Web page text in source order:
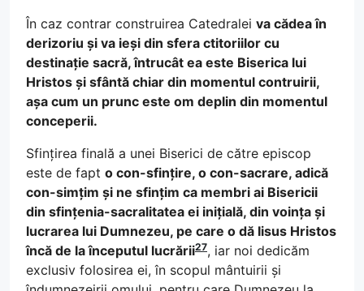
În caz contrar construirea Catedralei va cădea în
derizoriu și va ieși din sfera ctitoriilor cu
destinație sacră, întrucât ea este Biserica lui
Hristos și sfântă chiar din momentul contruirii,
așa cum un prunc este om deplin din momentul
conceperii.
Sfințirea finală a unei Biserici de către episcop
este de fapt o con-sfințire, o con-sacrare, adică
con-simțim și ne sfințim ca membri ai Bisericii
din sfințenia-sacralitatea ei inițială, din voința și
lucrarea lui Dumnezeu, pe care o dă Iisus Hristos
încă de la începutul lucrării27, iar noi dedicăm
exclusiv folosirea ei, în scopul mântuirii și